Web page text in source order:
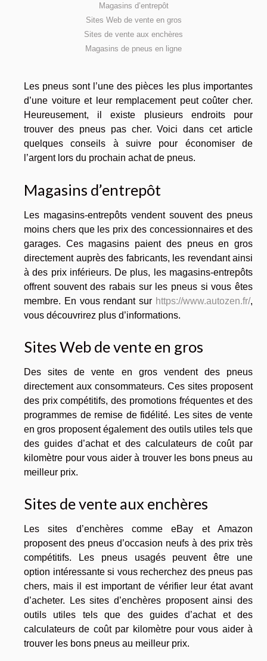
Magasins d’entrepôt
Sites Web de vente en gros
Sites de vente aux enchères
Magasins de pneus en ligne
Les pneus sont l’une des pièces les plus importantes
d’une voiture et leur remplacement peut coûter cher.
Heureusement, il existe plusieurs endroits pour
trouver des pneus pas cher. Voici dans cet article
quelques conseils à suivre pour économiser de
l’argent lors du prochain achat de pneus.
Magasins d’entrepôt
Les magasins-entrepôts vendent souvent des pneus
moins chers que les prix des concessionnaires et des
garages. Ces magasins paient des pneus en gros
directement auprès des fabricants, les revendant ainsi
à des prix inférieurs. De plus, les magasins-entrepôts
offrent souvent des rabais sur les pneus si vous êtes
membre. En vous rendant sur https://www.autozen.fr/,
vous découvrirez plus d’informations.
Sites Web de vente en gros
Des sites de vente en gros vendent des pneus
directement aux consommateurs. Ces sites proposent
des prix compétitifs, des promotions fréquentes et des
programmes de remise de fidélité. Les sites de vente
en gros proposent également des outils utiles tels que
des guides d’achat et des calculateurs de coût par
kilomètre pour vous aider à trouver les bons pneus au
meilleur prix.
Sites de vente aux enchères
Les sites d’enchères comme eBay et Amazon
proposent des pneus d’occasion neufs à des prix très
compétitifs. Les pneus usagés peuvent être une
option intéressante si vous recherchez des pneus pas
chers, mais il est important de vérifier leur état avant
d’acheter. Les sites d’enchères proposent ainsi des
outils utiles tels que des guides d’achat et des
calculateurs de coût par kilomètre pour vous aider à
trouver les bons pneus au meilleur prix.